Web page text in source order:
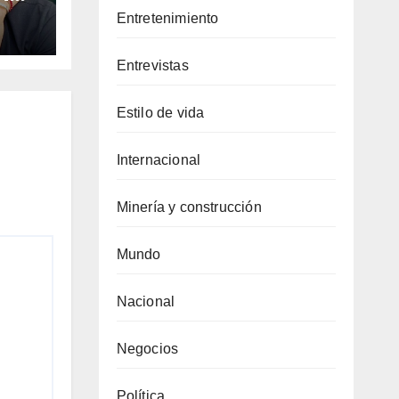
Entretenimiento
Entrevistas
Estilo de vida
Internacional
Minería y construcción
Mundo
Nacional
Negocios
Política